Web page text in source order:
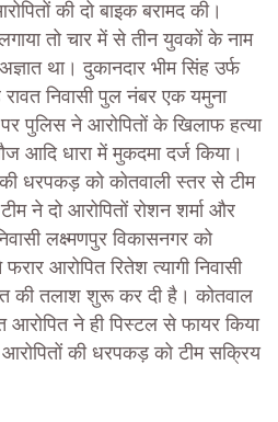
की दो बाइक बरामद की।
तो चार में से तीन युवकों के नाम
था। दुकानदार भीम सिंह उर्फ
निवासी पुल नंबर एक यमुना
पुलिस ने आरोपितों के खिलाफ हत्या
आदि धारा में मुकदमा दर्ज किया।
की धरपकड़ को कोतवाली स्तर से टीम
ने दो आरोपितों रोशन शर्मा और
लक्ष्मणपुर विकासनगर को
आरोपित रितेश त्यागी निवासी
की तलाश शुरू कर दी है। कोतवाल
आरोपित ने ही पिस्टल से फायर किया
आरोपितों की धरपकड़ को टीम सक्रिय